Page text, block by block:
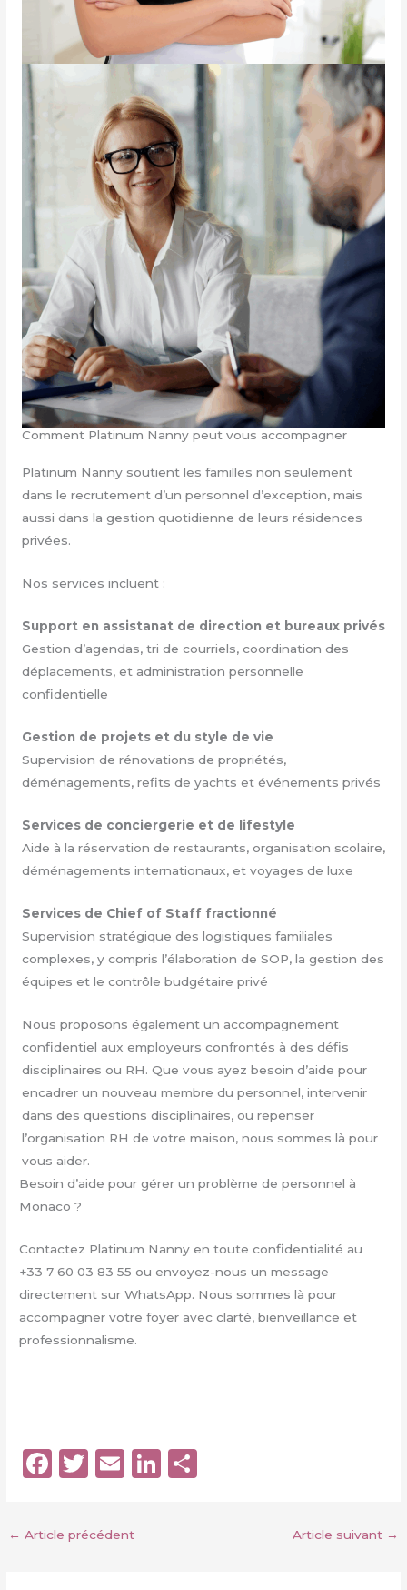
Comment Platinum Nanny peut vous accompagner
Platinum Nanny soutient les familles non seulement
dans le recrutement d’un personnel d’exception, mais
aussi dans la gestion quotidienne de leurs résidences
privées.
Nos services incluent :
Support en assistanat de direction et bureaux privés
Gestion d’agendas, tri de courriels, coordination des
déplacements, et administration personnelle
confidentielle
Gestion de projets et du style de vie
Supervision de rénovations de propriétés,
déménagements, refits de yachts et événements privés
Services de conciergerie et de lifestyle
Aide à la réservation de restaurants, organisation scolaire,
déménagements internationaux, et voyages de luxe
Services de Chief of Staff fractionné
Supervision stratégique des logistiques familiales
complexes, y compris l’élaboration de SOP, la gestion des
équipes et le contrôle budgétaire privé
Nous proposons également un accompagnement
confidentiel aux employeurs confrontés à des défis
disciplinaires ou RH. Que vous ayez besoin d’aide pour
encadrer un nouveau membre du personnel, intervenir
dans des questions disciplinaires, ou repenser
l’organisation RH de votre maison, nous sommes là pour
vous aider.
Besoin d’aide pour gérer un problème de personnel à
Monaco ?
Contactez Platinum Nanny en toute confidentialité au
+33 7 60 03 83 55 ou envoyez-nous un message
directement sur WhatsApp. Nous sommes là pour
accompagner votre foyer avec clarté, bienveillance et
professionnalisme.
F
c
e
T
it
te
E
ai
l
Li
← Article précédent Article suivant →